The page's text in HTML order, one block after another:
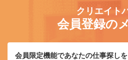
クリエイト
会員登録の
会員限定機能であなたの仕事探しを